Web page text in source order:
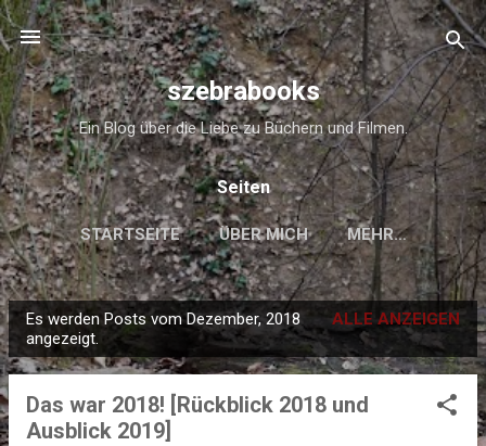
Direkt zum Hauptbereich
szebrabooks
Ein Blog über die Liebe zu Büchern und Filmen.
Seiten
STARTSEITE ÜBER MICH MEHR…
P
o
Es werden Posts vom Dezember, 2018
angezeigt.
ALLE ANZEIGEN
Das war 2018! [Rückblick 2018 und
Ausblick 2019]